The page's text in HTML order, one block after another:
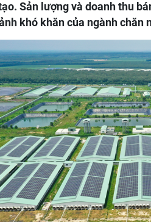
Sản lượng và doanh thu
khó khăn của ngành chăn